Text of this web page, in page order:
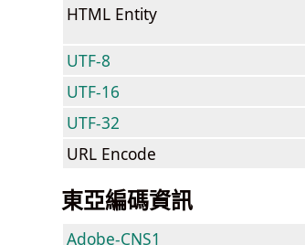
HTML Entity
UTF-8
UTF-16
UTF-32
URL Encode
東亞編碼資訊
Adobe-CNS1